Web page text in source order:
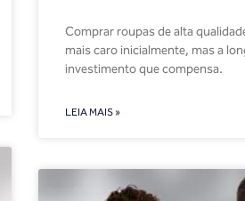
Comprar roupas de alta
mais caro inicialmente, mas a
investimento que compensa.
LEIA MAIS »